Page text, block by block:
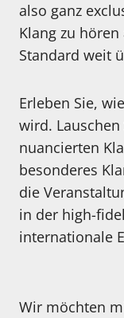
also ganz
Klang zu
Standard weit
Erleben Sie,
wird.
nuancierten
besonderes
die
in der high-
internationale
Wir möchten